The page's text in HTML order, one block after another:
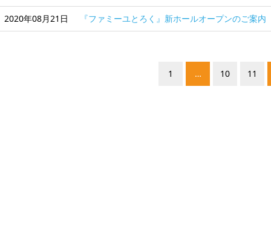
2020年08月21日 『ファミーユとろく』新ホールオープンのご案内
1 … 10 11